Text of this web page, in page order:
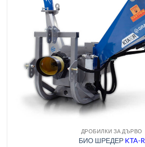
ДРОБИЛКИ ЗА ДЪРВО
БИО ШРЕДЕР KTA-R